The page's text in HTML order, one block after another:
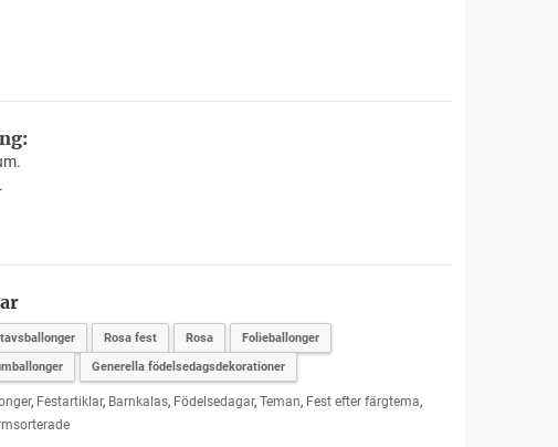
Rosa fest Rosa
Folieballonger
Generella födelsedagsdekorationer
, Festartiklar, Barnkalas, Födelsedagar, Teman, Fest efter färgtema,